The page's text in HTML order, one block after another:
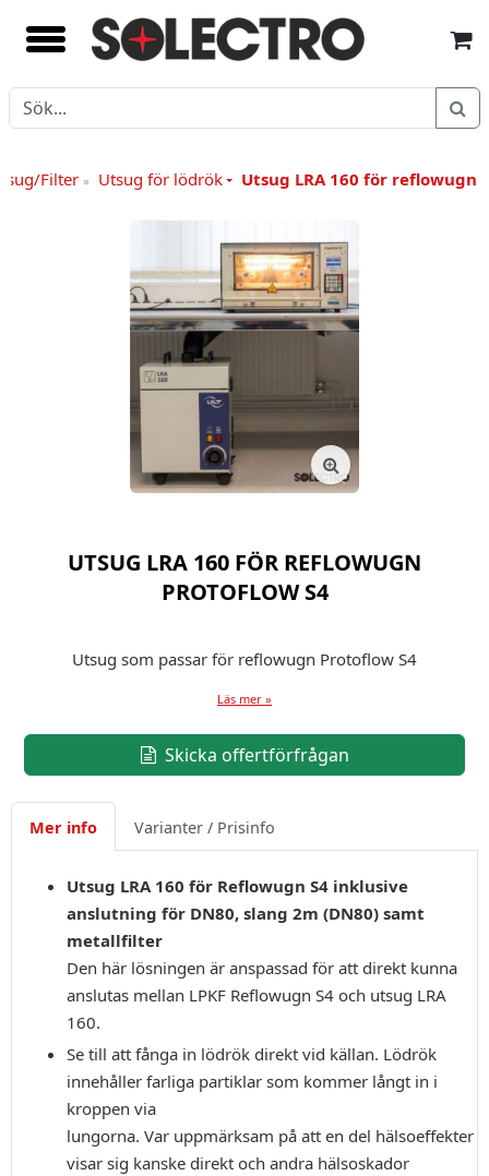
Filter» Utsug för lödrök Utsug LRA 160 för reflowugn
UTSUG LRA 160 FÖR REFLOWUGN
PROTOFLOW S4
Utsug som passar för reflowugn Protoflow S4
Läs mer »
Skicka offertförfrågan
Mer info Varianter / Prisinfo
Utsug LRA 160 för Reflowugn S4 inklusive
anslutning för DN80, slang 2m (DN80) samt
metallfilter
Den här lösningen är anspassad för att direkt kunna
anslutas mellan LPKF Reflowugn S4 och utsug LRA
160.
Se till att fånga in lödrök direkt vid källan. Lödrök
innehåller farliga partiklar som kommer långt in i
kroppen via
lungorna. Var uppmärksam på att en del hälsoeffekter
visar sig kanske direkt och andra hälsoskador